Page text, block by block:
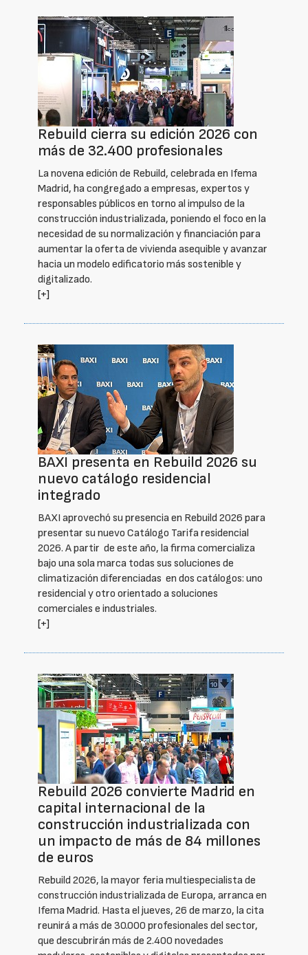
Rebuild cierra su edición 2026 con
más de 32.400 profesionales
La novena edición de Rebuild, celebrada en Ifema
Madrid, ha congregado a empresas, expertos y
responsables públicos en torno al impulso de la
construcción industrializada, poniendo el foco en la
necesidad de su normalización y financiación para
aumentar la oferta de vivienda asequible y avanzar
hacia un modelo edificatorio más sostenible y
digitalizado.
[+]
BAXI presenta en Rebuild 2026 su
nuevo catálogo residencial
integrado
BAXI aprovechó su presencia en Rebuild 2026 para
presentar su nuevo Catálogo Tarifa residencial
2026. A partir de este año, la firma comercializa
bajo una sola marca todas sus soluciones de
climatización diferenciadas en dos catálogos: uno
residencial y otro orientado a soluciones
comerciales e industriales.
[+]
Rebuild 2026 convierte Madrid en
capital internacional de la
construcción industrializada con
un impacto de más de 84 millones
de euros
Rebuild 2026, la mayor feria multiespecialista de
construcción industrializada de Europa, arranca en
Ifema Madrid. Hasta el jueves, 26 de marzo, la cita
reunirá a más de 30.000 profesionales del sector,
que descubrirán más de 2.400 novedades